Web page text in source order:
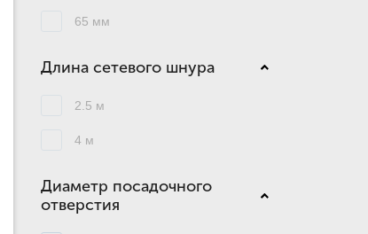
65 мм
Длина сетевого шнура
2.5 м
4 м
Диаметр посадочного
отверстия